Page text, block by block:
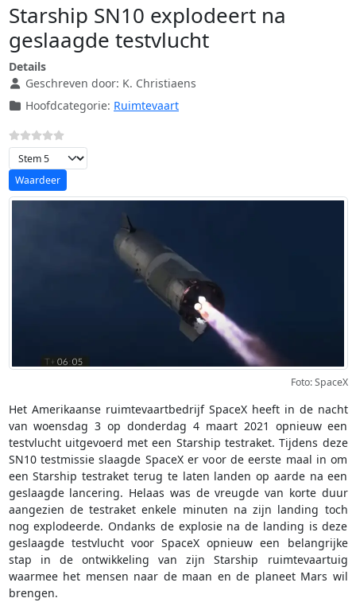
Starship SN10 explodeert na
geslaagde testvlucht
Details
Geschreven door: K. Christiaens
Hoofdcategorie: Ruimtevaart
Voeg waardering toe
Foto: SpaceX
Het Amerikaanse ruimtevaartbedrijf SpaceX heeft in de nacht
van woensdag 3 op donderdag 4 maart 2021 opnieuw een
testvlucht uitgevoerd met een Starship testraket. Tijdens deze
SN10 testmissie slaagde SpaceX er voor de eerste maal in om
een Starship testraket terug te laten landen op aarde na een
geslaagde lancering. Helaas was de vreugde van korte duur
aangezien de testraket enkele minuten na zijn landing toch
nog explodeerde. Ondanks de explosie na de landing is deze
geslaagde testvlucht voor SpaceX opnieuw een belangrijke
stap in de ontwikkeling van zijn Starship ruimtevaartuig
waarmee het mensen naar de maan en de planeet Mars wil
brengen.